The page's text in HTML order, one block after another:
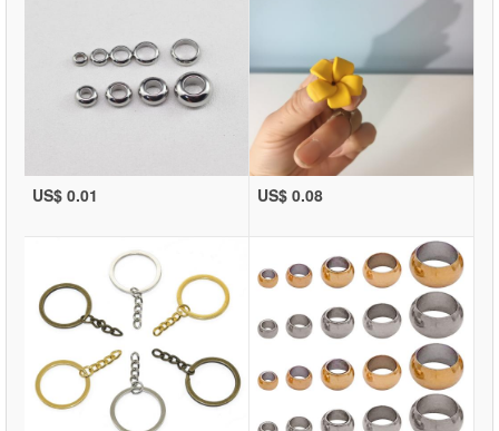
US$ 0.01 US$ 0.08